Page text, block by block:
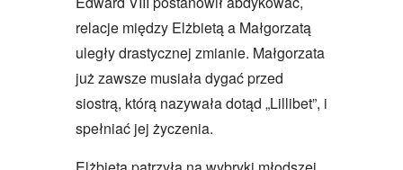
relacje między Elżbietą a Małgorzatą
uległy drastycznej zmianie. Małgorzata
już zawsze musiała dygać przed
siostrą, którą nazywała dotąd „Lillibet”, i
spełniać jej życzenia.